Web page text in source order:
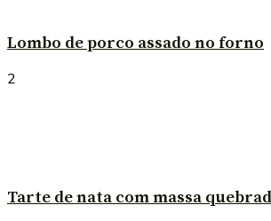
Lombo de porco assado no forno
2
Tarte de nata com massa